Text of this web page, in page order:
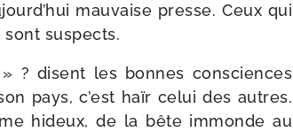
mau­vaise presse. Ceux qui
suspects.
? disent les bonnes consciences
pays, c’est haïr celui des autres.
hideux, de la bête immonde au